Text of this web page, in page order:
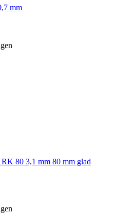
mm
80 3,1 mm 80 mm glad